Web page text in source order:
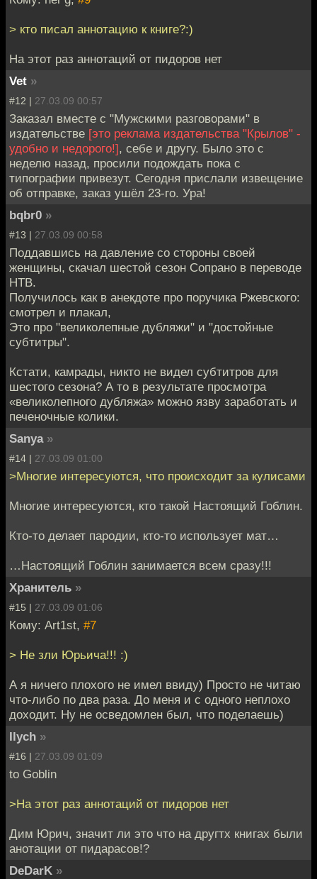
> кто писал аннотацию к книге?:)
На этот раз аннотаций от пидоров нет
Vet »
#12 | 27.03.09 00:57
Заказал вместе с "Мужскими разговорами" в
издательстве [это реклама издательства "Крылов" -
удобно и недорого!], себе и другу. Было это с
неделю назад, просили подождать пока с
типографии привезут. Сегодня прислали извещение
об отправке, заказ ушёл 23-го. Ура!
bqbr0 »
#13 | 27.03.09 00:58
Поддавшись на давление со стороны своей
женщины, скачал шестой сезон Сопрано в переводе
НТВ.
Получилось как в анекдоте про поручика Ржевского:
смотрел и плакал,
Это про "великолепные дубляжи" и "достойные
субтитры".
Кстати, камрады, никто не видел субтитров для
шестого сезона? А то в результате просмотра
«великолепного дубляжа» можно язву заработать и
печеночные колики.
Sanya »
#14 | 27.03.09 01:00
>Многие интересуются, что происходит за кулисами
Многие интересуются, кто такой Настоящий Гоблин.
Кто-то делает пародии, кто-то использует мат…
…Настоящий Гоблин занимается всем сразу!!!
Хранитель »
#15 | 27.03.09 01:06
Кому: Art1st, #7
> Не зли Юрьича!!! :)
А я ничего плохого не имел ввиду) Просто не читаю
что-либо по два раза. До меня и с одного неплохо
доходит. Ну не осведомлен был, что поделаешь)
Ilych »
#16 | 27.03.09 01:09
to Goblin
>На этот раз аннотаций от пидоров нет
Дим Юрич, значит ли это что на другтх книгах были
анотации от пидарасов!?
DeDarK »